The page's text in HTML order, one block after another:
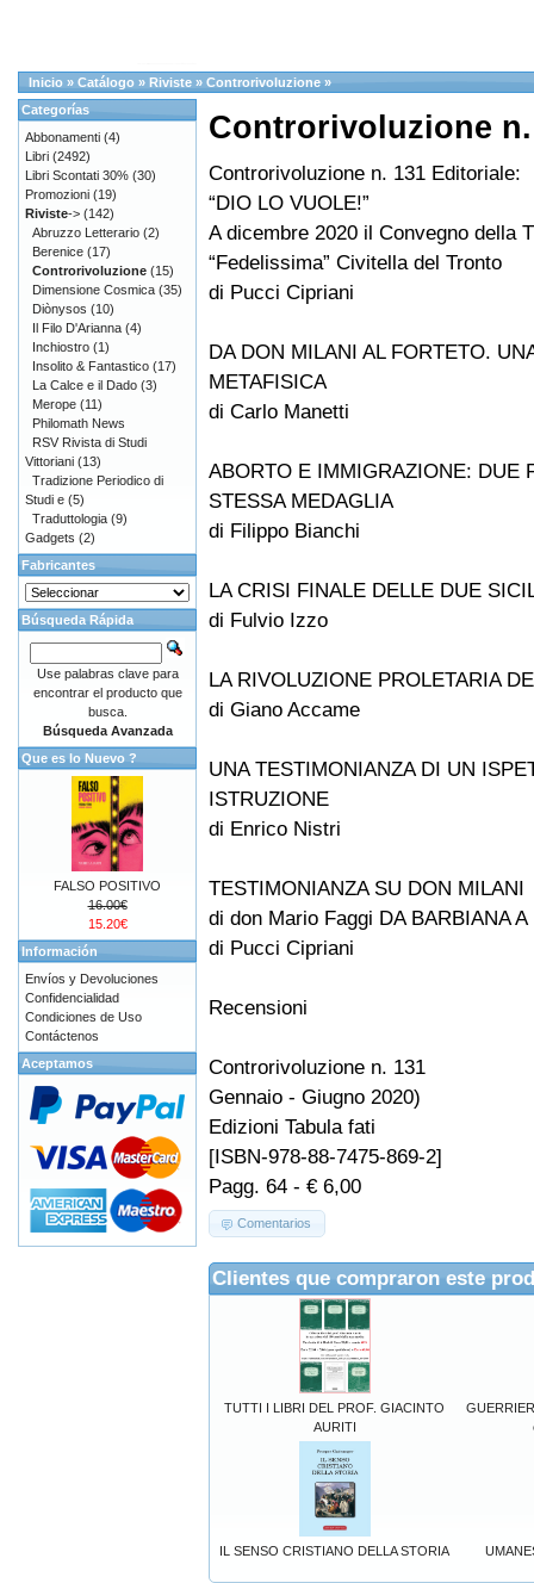
Inicio » Catálogo » Riviste » Controrivoluzione »
Controrivoluzione n.
Controrivoluzione n. 131 Editoriale:
“DIO LO VUOLE!”
A dicembre 2020 il Convegno della
“Fedelissima” Civitella del Tronto
di Pucci Cipriani
DA DON MILANI AL FORTETO.
METAFISICA
di Carlo Manetti
ABORTO E IMMIGRAZIONE: DUE
STESSA MEDAGLIA
di Filippo Bianchi
LA CRISI FINALE DELLE DUE
di Fulvio Izzo
LA RIVOLUZIONE PROLETARIA
di Giano Accame
UNA TESTIMONIANZA DI UN
ISTRUZIONE
di Enrico Nistri
TESTIMONIANZA SU DON MILANI
di don Mario Faggi DA BARBIANA
di Pucci Cipriani
Recensioni
Controrivoluzione n. 131
Gennaio - Giugno 2020)
Edizioni Tabula fati
[ISBN-978-88-7475-869-2]
Pagg. 64 - € 6,00
Comentarios
Clientes que compraron este
TUTTI I LIBRI DEL PROF. GIACINTO
AURITI
IL SENSO CRISTIANO DELLA STORIA
Categorías
Abbonamenti (4)
Libri (2492)
Libri Scontati 30% (30)
Promozioni (19)
Riviste-> (142)
Abruzzo Letterario (2)
Berenice (17)
Controrivoluzione (15)
Dimensione Cosmica (35)
Diònysos (10)
Il Filo D'Arianna (4)
Inchiostro (1)
Insolito & Fantastico (17)
La Calce e il Dado (3)
Merope (11)
Philomath News
RSV Rivista di Studi
Vittoriani (13)
Tradizione Periodico di
Studi e (5)
Traduttologia (9)
Gadgets (2)
Fabricantes
Búsqueda Rápida
Use palabras clave para
encontrar el producto que
busca.
Búsqueda Avanzada
Que es lo Nuevo ?
FALSO POSITIVO
16.00€
15.20€
Información
Envíos y Devoluciones
Confidencialidad
Condiciones de Uso
Contáctenos
Aceptamos